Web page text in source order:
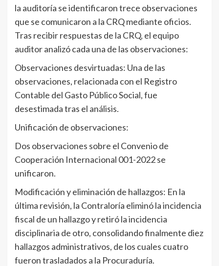
la auditoría se identificaron trece observaciones
que se comunicaron a la CRQ mediante oficios.
Tras recibir respuestas de la CRQ, el equipo
auditor analizó cada una de las observaciones:
Observaciones desvirtuadas: Una de las
observaciones, relacionada con el Registro
Contable del Gasto Público Social, fue
desestimada tras el análisis.
Unificación de observaciones:
Dos observaciones sobre el Convenio de
Cooperación Internacional 001-2022 se
unificaron.
Modificación y eliminación de hallazgos: En la
última revisión, la Contraloría eliminó la incidencia
fiscal de un hallazgo y retiró la incidencia
disciplinaria de otro, consolidando finalmente diez
hallazgos administrativos, de los cuales cuatro
fueron trasladados a la Procuraduría.